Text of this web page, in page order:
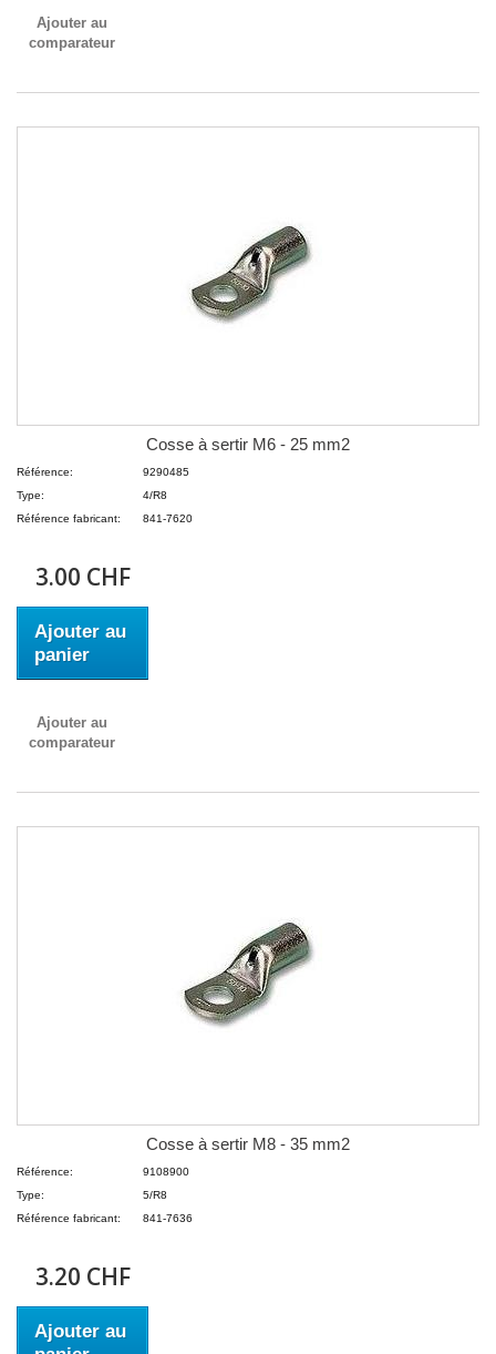
Ajouter au
comparateur
Cosse à sertir M6 - 25 mm2
Référence:
9290485
Type:
4/R8
Référence fabricant:
841-7620
3.00 CHF
Ajouter au
panier
Ajouter au
comparateur
Cosse à sertir M8 - 35 mm2
Référence:
9108900
Type:
5/R8
Référence fabricant:
841-7636
3.20 CHF
Ajouter au